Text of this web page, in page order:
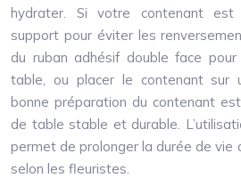
hydrater. Si votre contenant est
support pour éviter les
du ruban adhésif double face
table, ou placer le contenant sur
bonne préparation du contenant
de table stable et durable.
permet de prolonger la durée de vie
selon les fleuristes.